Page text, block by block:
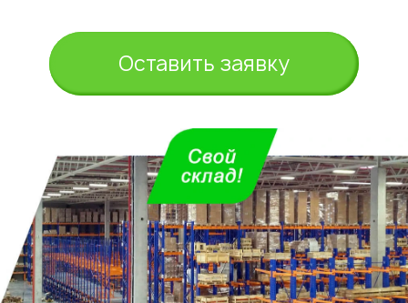
Оставить заявку